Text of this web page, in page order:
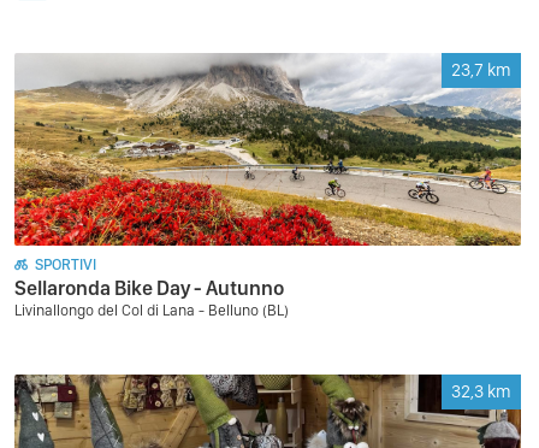
23,7 km
SPORTIVI
Sellaronda Bike Day - Autunno
Livinallongo del Col di Lana - Belluno (BL)
32,3 km